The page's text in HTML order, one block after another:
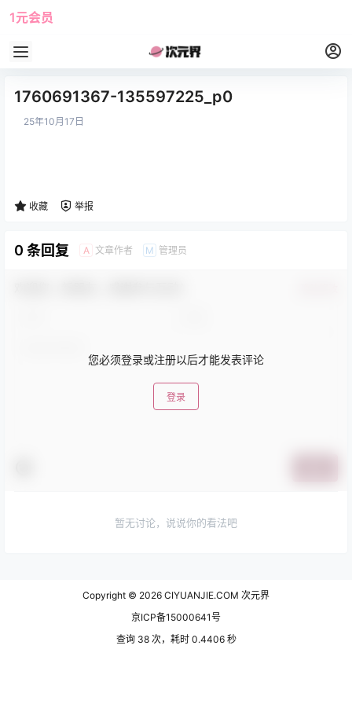
1元会员
1760691367-135597225_p0
25年10月17日
收藏 举报
0 条回复 A 文章作者 M 管理员
您必须登录或注册以后才能发表评论
登录
暂无讨论，说说你的看法吧
Copyright © 2026 CIYUANJIE.COM 次元界
京ICP备15000641号
查询 38 次，耗时 0.4406 秒